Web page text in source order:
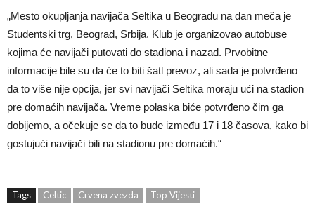
„Mesto okupljanja navijača Seltika u Beogradu na dan meča je
Studentski trg, Beograd, Srbija. Klub je organizovao autobuse
kojima će navijači putovati do stadiona i nazad. Prvobitne
informacije bile su da će to biti šatl prevoz, ali sada je potvrđeno
da to više nije opcija, jer svi navijači Seltika moraju ući na stadion
pre domaćih navijača. Vreme polaska biće potvrđeno čim ga
dobijemo, a očekuje se da to bude između 17 i 18 časova, kako bi
gostujući navijači bili na stadionu pre domaćih.“
Tags Celtic Crvena zvezda Top Vijesti